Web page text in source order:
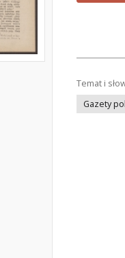
Temat i
Gazety